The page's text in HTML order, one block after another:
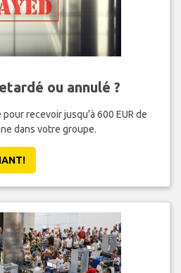
ou annulé ?
recevoir jusqu'à 600 EUR de
dans votre groupe.